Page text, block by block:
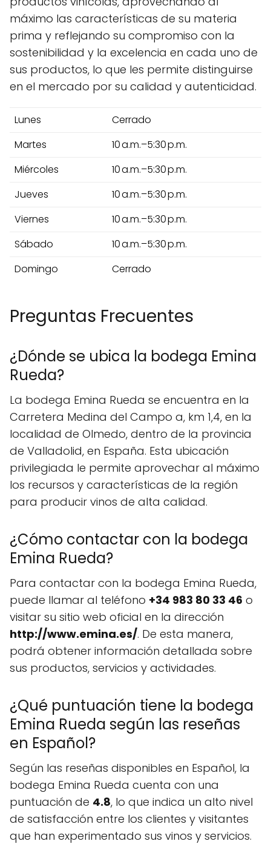
máximo las características de su materia
prima y reflejando su compromiso con la
sostenibilidad y la excelencia en cada uno de
sus productos, lo que les permite distinguirse
en el mercado por su calidad y autenticidad.
Lunes
Cerrado
Martes
10 a.m.–5:30 p.m.
Miércoles
10 a.m.–5:30 p.m.
Jueves
10 a.m.–5:30 p.m.
Viernes
10 a.m.–5:30 p.m.
Sábado
10 a.m.–5:30 p.m.
Domingo
Cerrado
Preguntas Frecuentes
¿Dónde se ubica la bodega Emina
Rueda?
La bodega Emina Rueda se encuentra en la
Carretera Medina del Campo a, km 1,4, en la
localidad de Olmedo, dentro de la provincia
de Valladolid, en España. Esta ubicación
privilegiada le permite aprovechar al máximo
los recursos y características de la región
para producir vinos de alta calidad.
¿Cómo contactar con la bodega
Emina Rueda?
Para contactar con la bodega Emina Rueda,
puede llamar al teléfono +34 983 80 33 46 o
visitar su sitio web oficial en la dirección
http://www.emina.es/. De esta manera,
podrá obtener información detallada sobre
sus productos, servicios y actividades.
¿Qué puntuación tiene la bodega
Emina Rueda según las reseñas
en Español?
Según las reseñas disponibles en Español, la
bodega Emina Rueda cuenta con una
puntuación de 4.8, lo que indica un alto nivel
de satisfacción entre los clientes y visitantes
que han experimentado sus vinos y servicios.